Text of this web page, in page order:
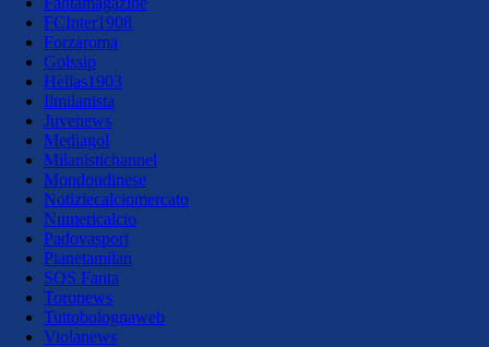
FCInter1908
Forzaroma
Golssip
Hellas1903
Ilmilanista
Juvenews
Mediagol
Milanistichannel
Mondoudinese
Notiziecalciomercato
Numericalcio
Padovasport
Pianetamilan
SOS Fanta
Toronews
Tuttobolognaweb
Violanews